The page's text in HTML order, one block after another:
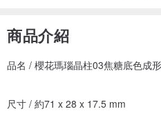
商品介紹
品名 / 櫻花瑪瑙晶柱03焦糖底色成
尺寸 / 約71 x 28 x 17.5 mm